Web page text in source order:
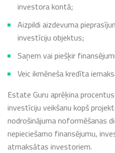
investora kontā;
Aizpildi aizdevuma
investīciju objektus;
Saņem vai piešķir
Veic ikmēneša kredīta
Estate Guru aprēķina
investīciju veikšanu kopš
nodrošinājuma noformēšanas
nepieciešamo finansējumu,
atmaksātas investoriem.